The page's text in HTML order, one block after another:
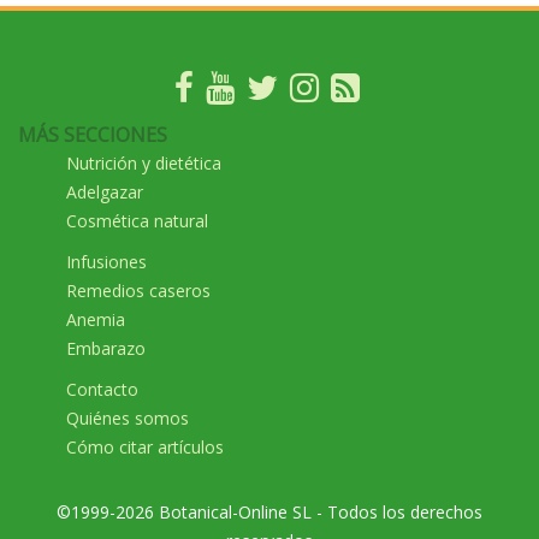
MÁS SECCIONES
Nutrición y dietética
Adelgazar
Cosmética natural
Infusiones
Remedios caseros
Anemia
Embarazo
Contacto
Quiénes somos
Cómo citar artículos
©1999-2026 Botanical-Online SL - Todos los derechos